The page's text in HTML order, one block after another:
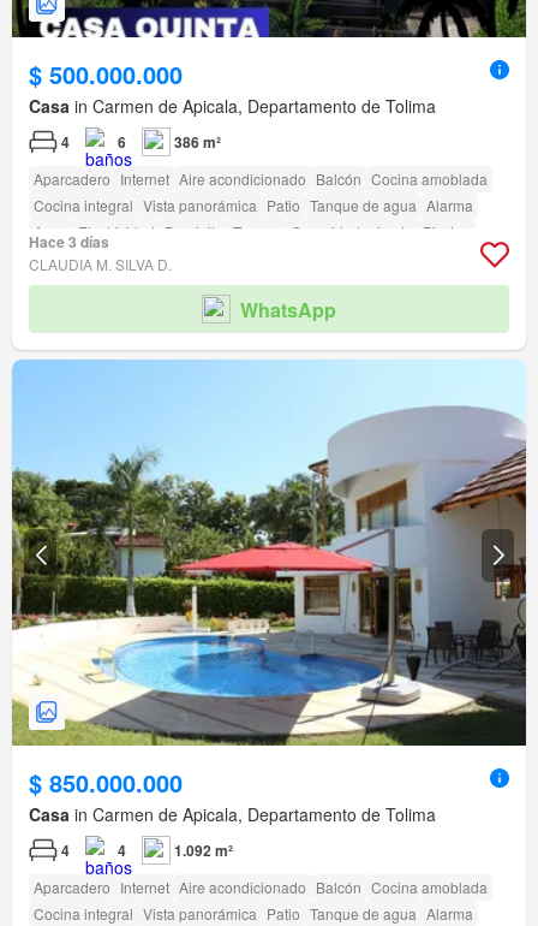
$ 500.000.000
Casa in Carmen de Apicala, Departamento de Tolima
4 6 386 m²
Aparcadero Internet Aire acondicionado Balcón Cocina amoblada
Cocina integral Vista panorámica Patio Tanque de agua Alarma
Agua
Electricidad Depósito Terraza Seguridad privada
Piscina
Jardín Barbecue Caseta de vigilancia
Hace 3 días
CLAUDIA M. SILVA D.
WhatsApp
$ 850.000.000
Casa in Carmen de Apicala, Departamento de Tolima
4 4 1.092 m²
Aparcadero Internet Aire acondicionado Balcón Cocina amoblada
Cocina integral Vista panorámica Patio Tanque de agua Alarma